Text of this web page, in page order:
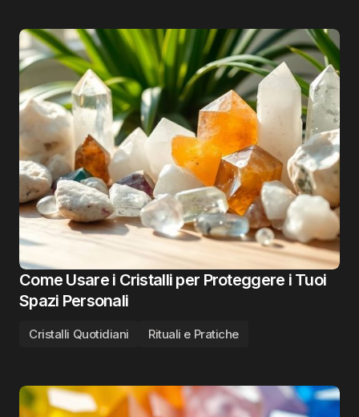
Come Usare i Cristalli per Proteggere i Tuoi
Spazi Personali
Cristalli Quotidiani Rituali e Pratiche